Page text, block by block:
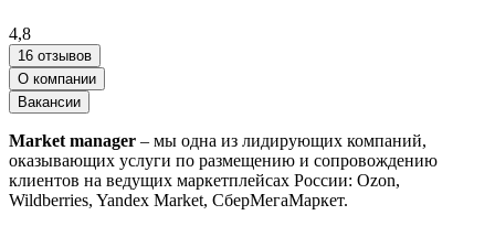
4,8
16 отзывов
О компании
Вакансии
Market manager – мы одна из лидирующих компаний,
оказывающих услуги по размещению и сопровождению
клиентов на ведущих маркетплейсах России: Ozon,
Wildberries, Yandex Market, СберМегаМаркет.